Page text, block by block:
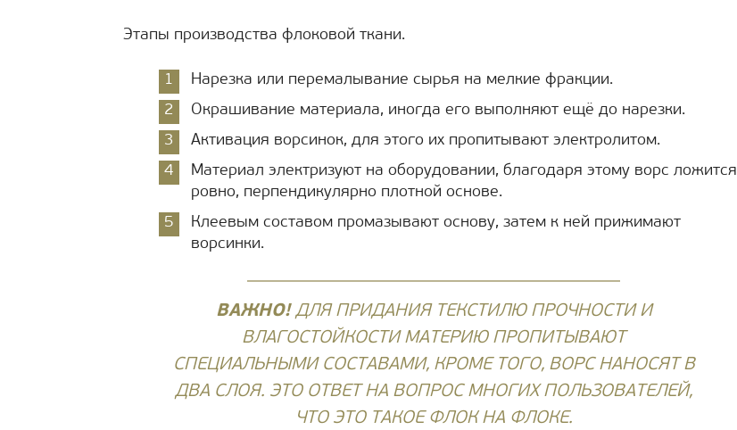
Этапы производства флоковой ткани.
Нарезка или перемалывание сырья на мелкие фракции.
Окрашивание материала, иногда его выполняют ещё до нарезки.
Активация ворсинок, для этого их пропитывают электролитом.
Материал электризуют на оборудовании, благодаря этому ворс ложится
ровно, перпендикулярно плотной основе.
Клеевым составом промазывают основу, затем к ней прижимают
ворсинки.
ВАЖНО! ДЛЯ ПРИДАНИЯ ТЕКСТИЛЮ ПРОЧНОСТИ И
ВЛАГОСТОЙКОСТИ МАТЕРИЮ ПРОПИТЫВАЮТ
СПЕЦИАЛЬНЫМИ СОСТАВАМИ, КРОМЕ ТОГО, ВОРС НАНОСЯТ В
ДВА СЛОЯ. ЭТО ОТВЕТ НА ВОПРОС МНОГИХ ПОЛЬЗОВАТЕЛЕЙ,
ЧТО ЭТО ТАКОЕ ФЛОК НА ФЛОКЕ.